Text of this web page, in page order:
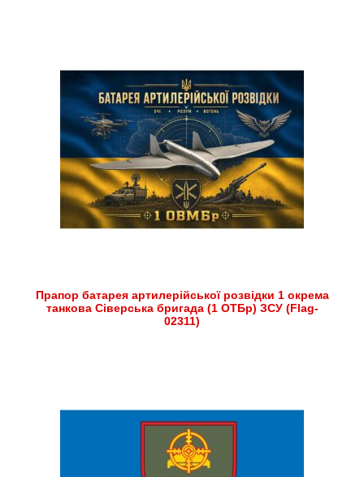
Прапор батарея артилерійської розвідки 1 окрема
танкова Сіверська бригада (1 ОТБр) ЗСУ (Flag-
02311)